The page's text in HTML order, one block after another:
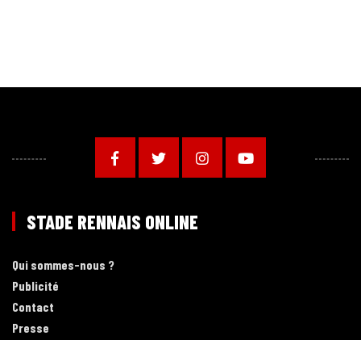
STADE RENNAIS ONLINE
Qui sommes-nous ?
Publicité
Contact
Presse